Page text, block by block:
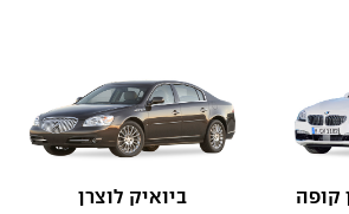
ביואיק לוצרן